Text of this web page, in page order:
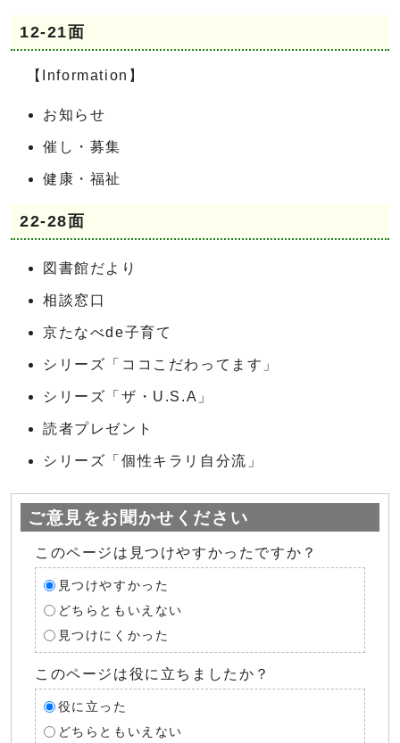
12-21面
【Information】
お知らせ
催し・募集
健康・福祉
22-28面
図書館だより
相談窓口
京たなべde子育て
シリーズ「ココこだわってます」
シリーズ「ザ・U.S.A」
読者プレゼント
シリーズ「個性キラリ自分流」
ご意見をお聞かせください
このページは見つけやすかったですか？
見つけやすかった
どちらともいえない
見つけにくかった
このページは役に立ちましたか？
役に立った
どちらともいえない